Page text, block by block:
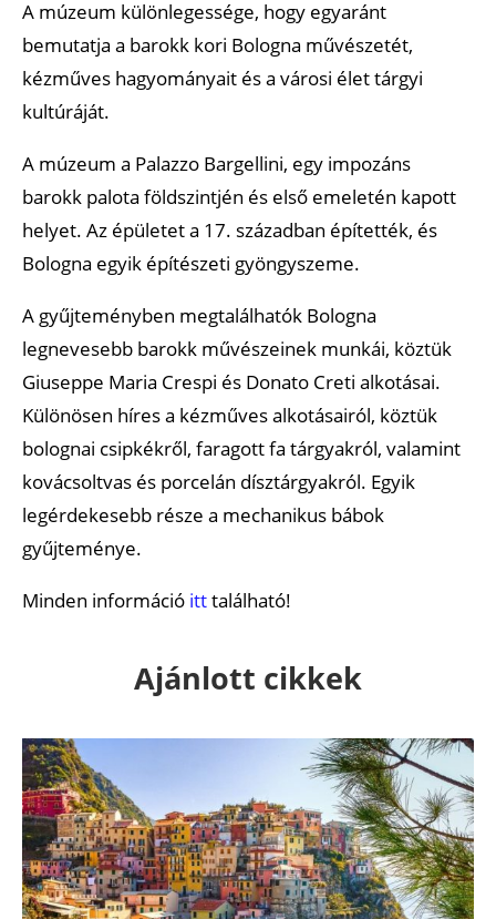
A múzeum különlegessége, hogy egyaránt
bemutatja a barokk kori Bologna művészetét,
kézműves hagyományait és a városi élet tárgyi
kultúráját.
A múzeum a Palazzo Bargellini, egy impozáns
barokk palota földszintjén és első emeletén kapott
helyet. Az épületet a 17. században építették, és
Bologna egyik építészeti gyöngyszeme.
A gyűjteményben megtalálhatók Bologna
legnevesebb barokk művészeinek munkái, köztük
Giuseppe Maria Crespi és Donato Creti alkotásai.
Különösen híres a kézműves alkotásairól, köztük
bolognai csipkékről, faragott fa tárgyakról, valamint
kovácsoltvas és porcelán dísztárgyakról. Egyik
legérdekesebb része a mechanikus bábok
gyűjteménye.
Minden információ itttalálható!
Ajánlott cikkek